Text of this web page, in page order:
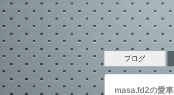
ブログ
masa.fd2の愛車